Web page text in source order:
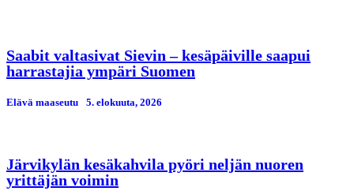
Saabit valtasivat Sievin – kesäpäiville saapui
harrastajia ympäri Suomen
Elävä maaseutu 5. elokuuta, 2026
Järvikylän kesäkahvila pyöri neljän nuoren
yrittäjän voimin